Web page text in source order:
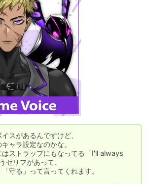
スがあるんですけど、
ャラ設定なのかな。
はストラップにもなってる「I'll always
リフがあって、
守る」って言ってくれます。